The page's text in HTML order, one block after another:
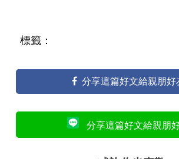
標籤：
分享這篇好文給親朋好
分享這篇好文給親朋